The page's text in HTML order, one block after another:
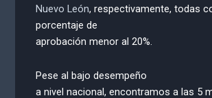
Nuevo León, respectivamente, todas
porcentaje de
aprobación menor al 20%.
Pese al bajo desempeño
a nivel nacional, encontramos a las 5